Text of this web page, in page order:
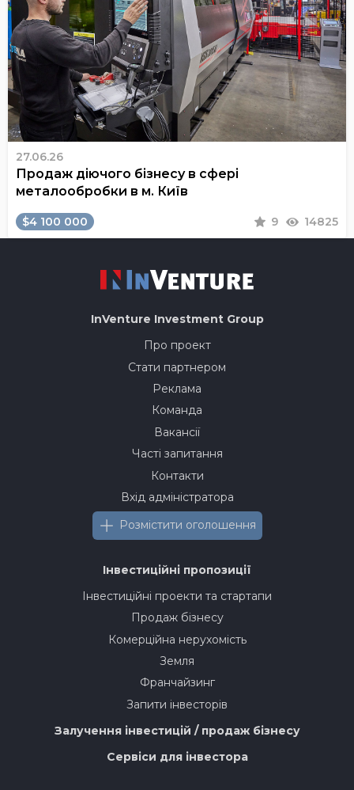
27.06.26
Продаж діючого бізнесу в сфері
металообробки в м. Київ
$4 100 000 9 14825
InVenture Investment Group
Про проект
Стати партнером
Реклама
Команда
Вакансії
Часті запитання
Контакти
Вхід адміністратора
Розмістити оголошення
Інвестиційні пропозиції
Інвестиційні проекти та стартапи
Продаж бізнесу
Комерційна нерухомість
Земля
Франчайзинг
Запити інвесторів
Залучення інвестицій / продаж бізнесу
Сервіси для інвестора